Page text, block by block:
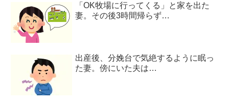
「OK牧場に行ってくる」と家を出た
妻。その後3時間帰らず…
出産後、分娩台で気絶するように眠っ
た妻。傍にいた夫は…